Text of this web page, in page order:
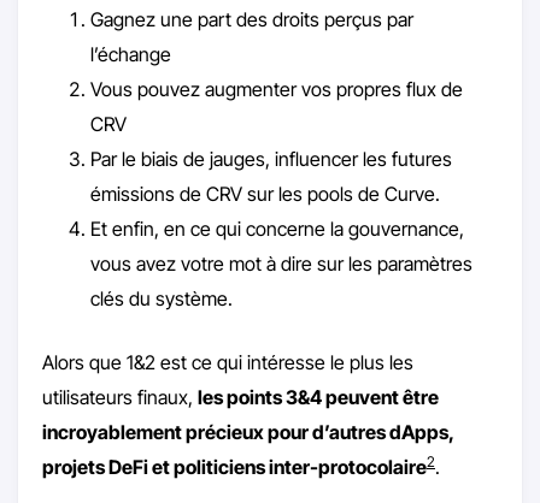
Gagnez une part des droits perçus par
l’échange
Vous pouvez augmenter vos propres flux de
CRV
Par le biais de jauges, influencer les futures
émissions de CRV sur les pools de Curve.
Et enfin, en ce qui concerne la gouvernance,
vous avez votre mot à dire sur les paramètres
clés du système.
Alors que 1&2 est ce qui intéresse le plus les
utilisateurs finaux, les points 3&4 peuvent être
incroyablement précieux pour d’autres dApps,
projets DeFi et politiciens inter-protocolaire2.